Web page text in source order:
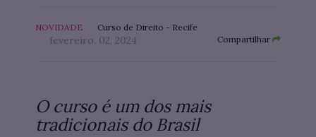
NOVIDADE Curso de Direito - Recife
fevereiro. 02, 2024 Compartilhar
O curso é um dos mais
tradicionais do Brasil